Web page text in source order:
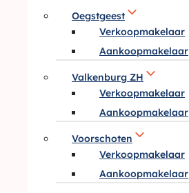
Oegstgeest
Verkoopmakelaar
Aankoopmakelaar
Valkenburg ZH
Verkoopmakelaar
Aankoopmakelaar
Voorschoten
Verkoopmakelaar
Aankoopmakelaar